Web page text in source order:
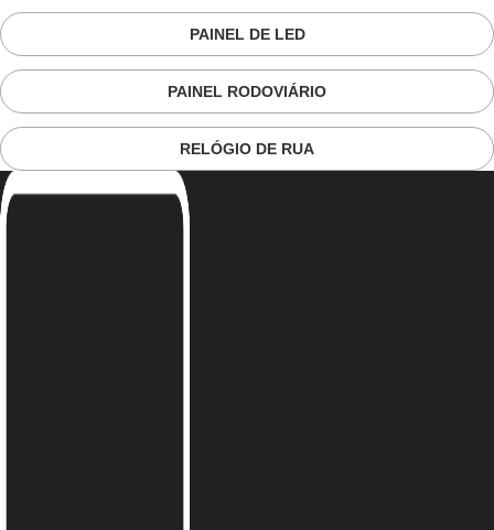
PAINEL DE LED
PAINEL RODOVIÁRIO
RELÓGIO DE RUA